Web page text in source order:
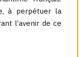
à perpétuer la
l’avenir de ce